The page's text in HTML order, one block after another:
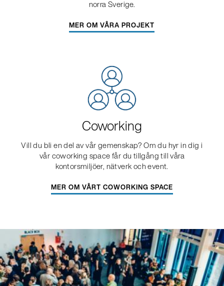
norra Sverige.
MER OM VÅRA PROJEKT
Coworking
Vill du bli en del av vår gemenskap? Om du hyr in dig i
vår coworking space får du tillgång till våra
kontorsmiljöer, nätverk och event.
MER OM VÅRT COWORKING SPACE